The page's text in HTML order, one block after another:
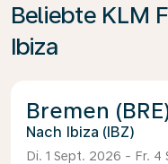
Beliebte KLM
Ibiza
Bremen
Ibiza (IBZ)
Di. 1 Sept. 2026 - Fr. 4